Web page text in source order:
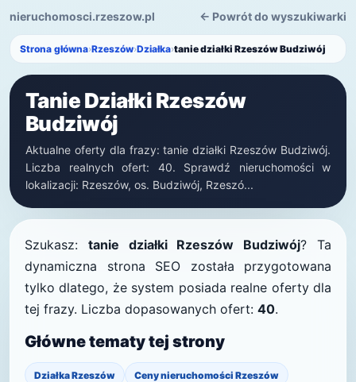
nieruchomosci.rzeszow.pl ← Powrót do wyszukiwarki
Strona główna›Rzeszów›Działka›tanie działki Rzeszów Budziwój
Tanie Działki Rzeszów
Budziwój
Aktualne oferty dla frazy: tanie działki Rzeszów Budziwój.
Liczba realnych ofert: 40. Sprawdź nieruchomości w
lokalizacji: Rzeszów, os. Budziwój, Rzeszó...
Szukasz: tanie działki Rzeszów Budziwój? Ta
dynamiczna strona SEO została przygotowana
tylko dlatego, że system posiada realne oferty dla
tej frazy. Liczba dopasowanych ofert: 40.
Główne tematy tej strony
Działka Rzeszów Ceny nieruchomości Rzeszów